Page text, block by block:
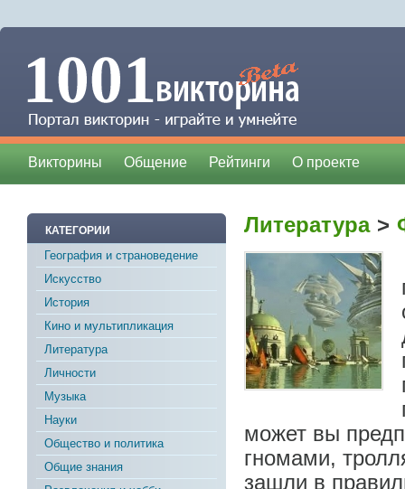
Викторины Общение Рейтинги О проекте
КАТЕГОРИИ
География и страноведение
Искусство
История
Кино и мультипликация
Литература
Личности
Музыка
Науки
Общество и политика
Общие знания
Литература >
может вы
гномами,
зашли в